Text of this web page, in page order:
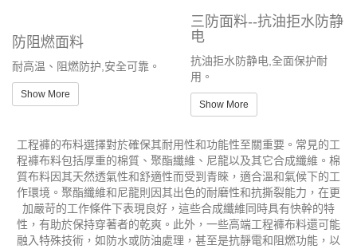
防阻燃面料
耐高温、阻燃防护,安全可靠。
Show More
三防面料--抗油拒水防静
电
抗油拒水防静电,全面保护耐
用。
Show More
工程褲的布料選擇對於確保其耐用性和功能性至關重要。常見的工
程褲布料包括厚重的棉質、聚酯纖維、尼龍以及其它合成纖維。棉
質布料因其天然透氣性和舒適性而受到青睞，適合溫和氣候下的工
作環境。聚酯纖維和尼龍則因其出色的耐磨性和抗撕裂能力，在更
加嚴苛的工作條件下表現良好，這些合成纖維同時具有快幹的特
性，有助於保持穿著者的乾爽。此外，一些高端工程褲布料還可能
融入特殊技術，如防水或防油處理，甚至是抗靜電和阻燃功能，以